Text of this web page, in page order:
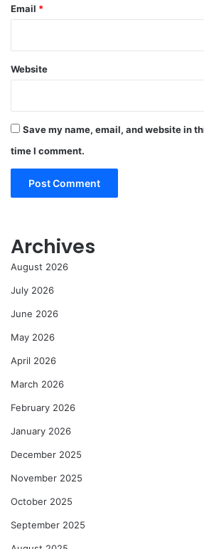
Email *
Website
Save my name, email, and website in
time I comment.
Archives
August 2026
July 2026
June 2026
May 2026
April 2026
March 2026
February 2026
January 2026
December 2025
November 2025
October 2025
September 2025